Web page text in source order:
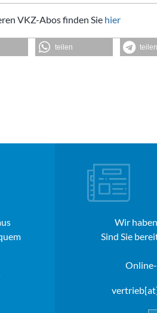
VKZ-Abos finden Sie hier
teilen teilen
Wir
Sind Sie